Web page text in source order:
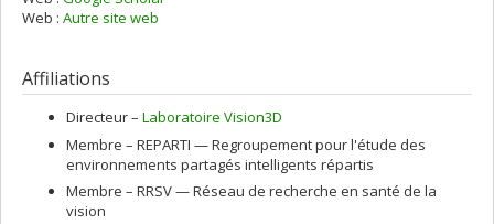
Web : Autre site web
Affiliations
Directeur – Laboratoire Vision3D
Membre – REPARTI — Regroupement pour l'étude des
environnements partagés intelligents répartis
Membre – RRSV — Réseau de recherche en santé de la
vision